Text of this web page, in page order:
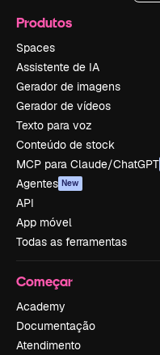
Produtos
Spaces
Assistente de IA
Gerador de imagens
Gerador de vídeos
Texto para voz
Conteúdo de stock
MCP para Claude/ChatGPT
Agentes New
API
App móvel
Todas as ferramentas
Começar
Academy
Documentação
Atendimento